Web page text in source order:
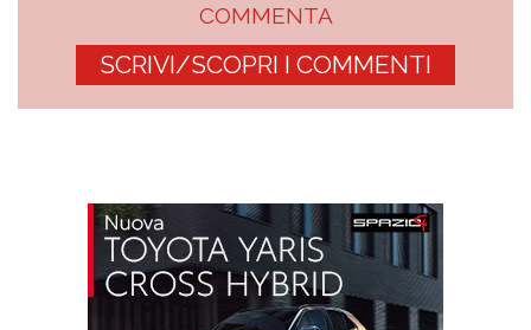
COMMENTA
SCRIVI/SCOPRI I COMMENTI